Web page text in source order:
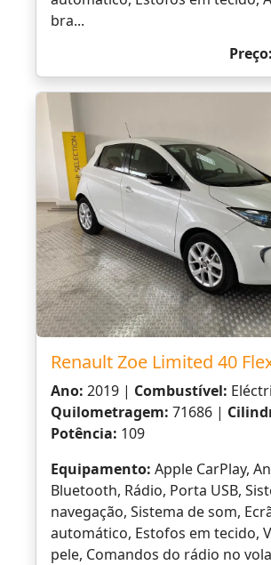
bra...
Preço:
Renault Zoe Limited 40
Ano: 2019 | Combustível:
Quilometragem: 71686 |
Potência: 109
Equipamento: Apple CarPlay,
Bluetooth, Rádio, Porta USB,
navegação, Sistema de som,
automático, Estofos em tecido,
pele, Comandos do rádio no